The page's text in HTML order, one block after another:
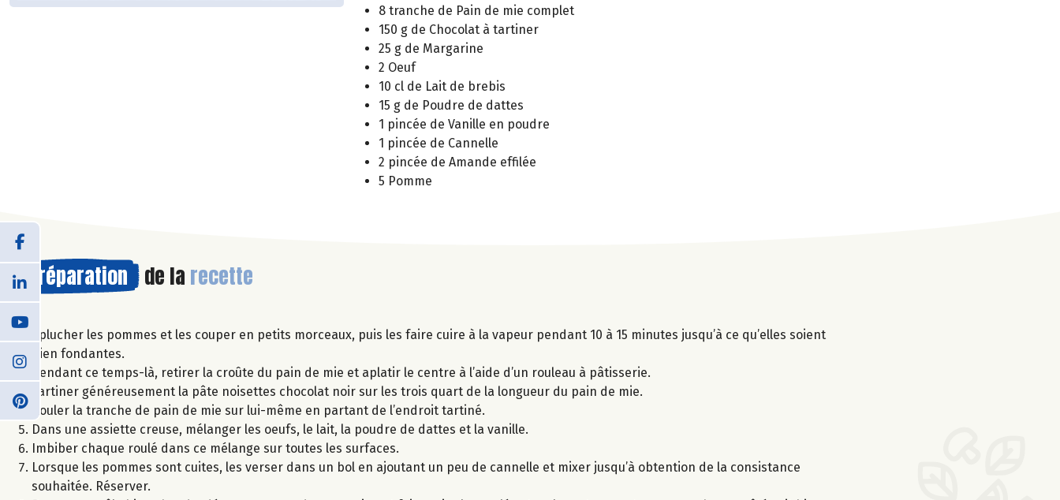
8 tranche de Pain de mie complet
150 g de Chocolat à tartiner
25 g de Margarine
2 Oeuf
10 cl de Lait de brebis
15 g de Poudre de dattes
1 pincée de Vanille en poudre
1 pincée de Cannelle
2 pincée de Amande effilée
5 Pomme
Préparation de la recette
Eplucher les pommes et les couper en petits morceaux, puis les faire cuire à la vapeur pendant 10 à 15 minutes jusqu’à ce qu’elles soient
bien fondantes.
Pendant ce temps-là, retirer la croûte du pain de mie et aplatir le centre à l’aide d’un rouleau à pâtisserie.
Tartiner généreusement la pâte noisettes chocolat noir sur les trois quart de la longueur du pain de mie.
Rouler la tranche de pain de mie sur lui-même en partant de l’endroit tartiné.
Dans une assiette creuse, mélanger les oeufs, le lait, la poudre de dattes et la vanille.
Imbiber chaque roulé dans ce mélange sur toutes les surfaces.
Lorsque les pommes sont cuites, les verser dans un bol en ajoutant un peu de cannelle et mixer jusqu’à obtention de la consistance
souhaitée. Réserver.